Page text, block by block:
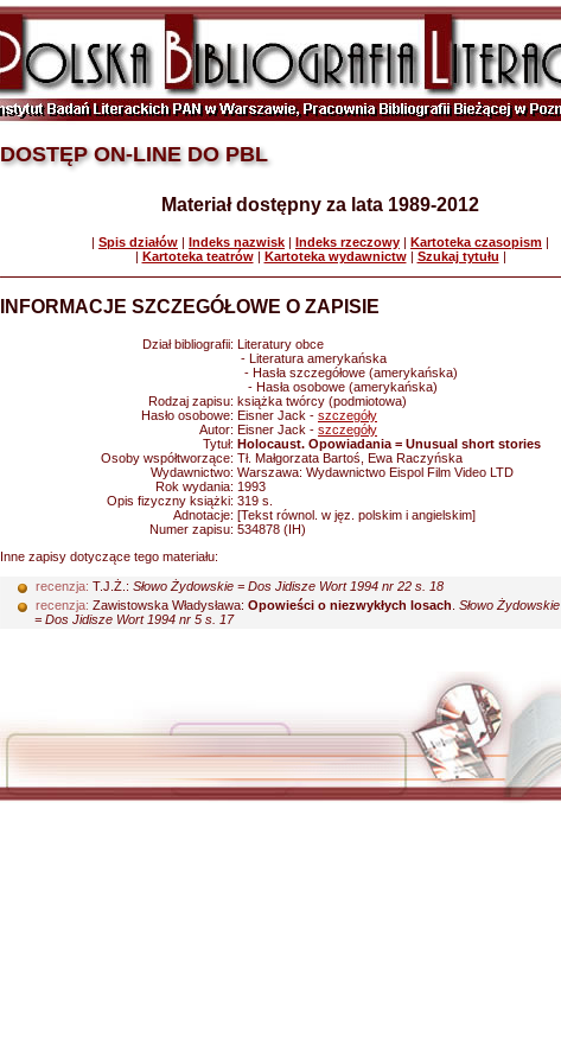
DOSTĘP ON-LINE DO PBL
Materiał dostępny za lata 1989-2012
| Spis działów | Indeks nazwisk | Indeks rzeczowy | Kartoteka czasopism |
| Kartoteka teatrów| Kartoteka wydawnictw| Szukaj tytułu |
INFORMACJE SZCZEGÓŁOWE O ZAPISIE
Dział bibliografii: Literatury obce
- Literatura amerykańska
- Hasła szczegółowe (amerykańska)
- Hasła osobowe (amerykańska)
Rodzaj zapisu: książka twórcy (podmiotowa)
Hasło osobowe: Eisner Jack - szczegóły
Autor: Eisner Jack - szczegóły
Tytuł: Holocaust. Opowiadania = Unusual short stories
Osoby współtworzące: Tł. Małgorzata Bartoś, Ewa Raczyńska
Wydawnictwo: Warszawa: Wydawnictwo Eispol Film Video LTD
Rok wydania: 1993
Opis fizyczny książki: 319 s.
Adnotacje: [Tekst równol. w jęz. polskim i angielskim]
Numer zapisu: 534878 (IH)
Inne zapisy dotyczące tego materiału:
recenzja: T.J.Ż.: Słowo Żydowskie = Dos Jidisze Wort 1994 nr 22 s. 18
recenzja: Zawistowska Władysława: Opowieści o niezwykłych losach Słowo Żydowskie
= Dos Jidisze Wort 1994 nr 5 s. 17